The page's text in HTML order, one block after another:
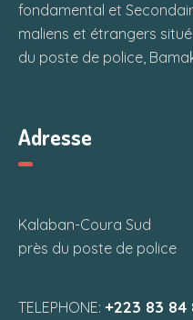
fondamental et
maliens et étrangers
du poste de police,
Adresse
Kalaban-Coura Sud
près du poste de police
TELEPHONE:+223 83 84